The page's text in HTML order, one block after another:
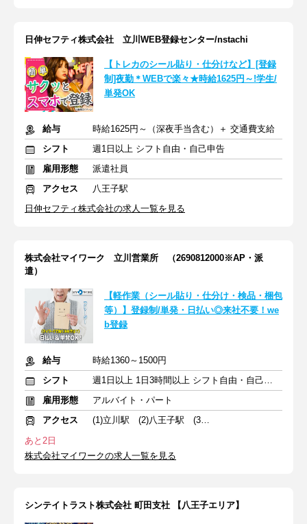
日伸セフティ株式会社 立川WEB登録センター/nstachi
【トレカのシール貼り・仕分けなど】[登録
制]夜勤＊WEBで楽々★時給1625円～!学生/
単発OK
給与
時給1625円～（深夜手当含む）＋ 交通費支給
シフト
週1日以上 シフト自由・自己申告
雇用形態
派遣社員
アクセス
八王子駅
日伸セフティ株式会社の求人一覧を見る
株式会社マイワーク 立川営業所 （2690812000※AP・派
遣）
【軽作業（シール貼り・仕分け・検品・梱包
等）】登録制/単発・日払い◎来社不要！we
b登録
給与
時給1360～1500円
シフト
週1日以上 1日3時間以上 シフト自由・自己申告
雇用形態
アルバイト・パート
アクセス
(1)立川駅 (2)八王子駅 (3)調布駅
あと2日
株式会社マイワークの求人一覧を見る
シンテイトラスト株式会社 町田支社 【八王子エリア】